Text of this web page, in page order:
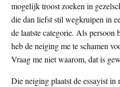
mogelijk troost zoeken in
die dan liefst stil wegkruipen in
de laatste categorie. Als persoon
heb de neiging me te schamen
Vraag me niet waarom, dat is
Die neiging plaatst de essayist